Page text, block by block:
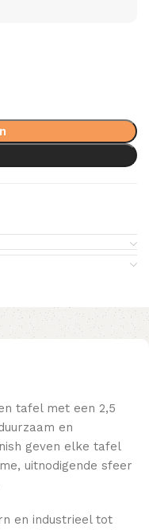
tafel met een 2,5
en
geven elke tafel
uitnodigende sfeer
en industrieel tot